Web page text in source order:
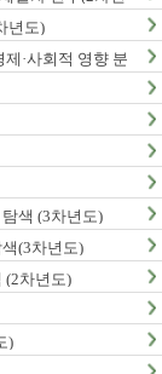
년도)
·사회적 영향 분
색 (3차년도)
(3차년도)
(2차년도)
)